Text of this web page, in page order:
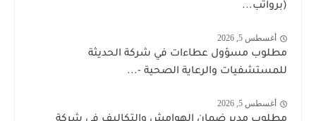
(برواتب...
أغسطس 5, 2026
مطلوب مسؤول عطاءات في شركة الحديثة
للمستشفيات والرعاية الصحية -...
أغسطس 5, 2026